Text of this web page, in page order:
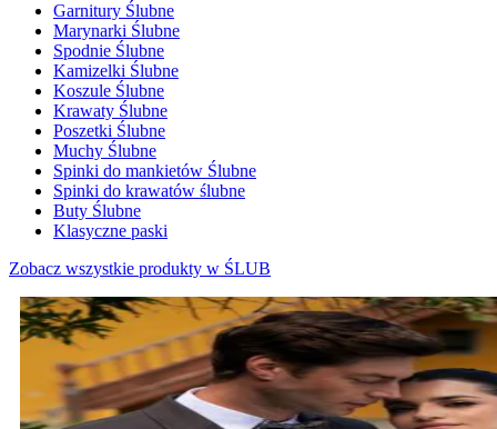
Garnitury Ślubne
Marynarki Ślubne
Spodnie Ślubne
Kamizelki Ślubne
Koszule Ślubne
Krawaty Ślubne
Poszetki Ślubne
Muchy Ślubne
Spinki do mankietów Ślubne
Spinki do krawatów ślubne
Buty Ślubne
Klasyczne paski
Zobacz wszystkie produkty w ŚLUB